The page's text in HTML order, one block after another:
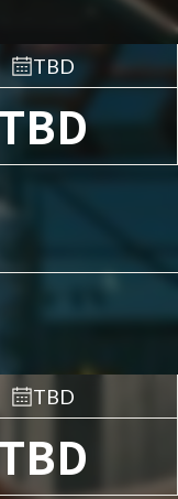
TBD
TBD
TBD
TBD